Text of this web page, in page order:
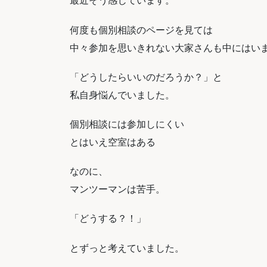
何度も個別相談のページを見ては
中々参加を思いきれない大家さんも中にはい
「どうしたらいいのだろうか？」と
私自身悩んでいました。
個別相談には参加しにくい
とはいえ空室はある
なのに、
マンツーマンは苦手。
「どうする？！」
とずっと考えていました。